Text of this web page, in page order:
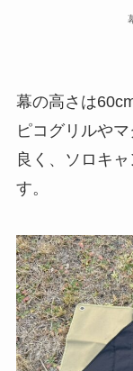
幕の高さは60cm
ピコグリルや
良く、ソロキ
す。